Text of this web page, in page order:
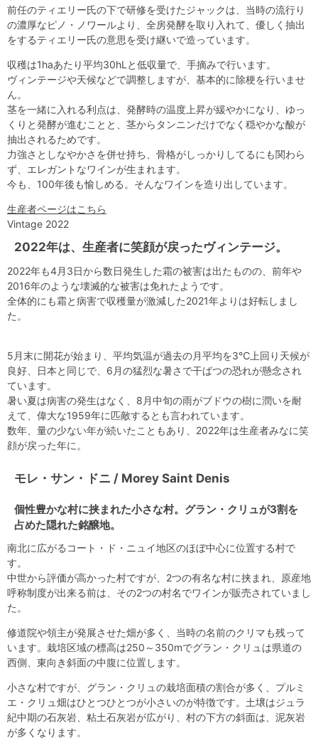
前任のティエリー氏の下で研修を受けたジャックは、当時の流行り
の濃厚なピノ・ノワールより、全房発酵を取り入れて、優しく抽出
をするティエリー氏の意思を受け継いで造っています。
収穫は1haあたり平均30hLと低収量で、手摘みで行います。
ヴィンテージや天候などで調整しますが、基本的に除梗を行いませ
ん。
茎を一緒に入れる利点は、発酵時の温度上昇が緩やかになり、ゆっ
くりと発酵が進むことと、茎からタンニンだけでなく穏やかな酸が
抽出されるためです。
力強さとしなやかさを併せ持ち、骨格がしっかりしてるにも関わら
ず、エレガントなワインが生まれます。
今も、100年後も愉しめる。そんなワインを造り出しています。
生産者ページはこちら
Vintage 2022
2022年は、生産者に笑顔が戻ったヴィンテージ。
2022年も4月3日から数日発生した霜の被害は出たものの、前年や
2016年のような壊滅的な被害は免れたようです。
全体的にも霜と病害で収穫量が激減した2021年よりは好転しまし
た。
5月末に開花が始まり、平均気温が過去の月平均を3℃上回り天候が
良好、日本と同じで、6月の猛烈な暑さで干ばつの恐れが懸念され
ています。
暑い夏は病害の発生はなく、8月中旬の雨がブドウの樹に潤いを耐
えて、偉大な1959年に匹敵するとも言われています。
数年、量の少ない年が続いたこともあり、2022年は生産者みなに笑
顔が戻った年に。
モレ・サン・ドニ / Morey Saint Denis
個性豊かな村に挟まれた小さな村。グラン・クリュが3割を
占めた隠れた銘醸地。
南北に広がるコート・ド・ニュイ地区のほぼ中心に位置する村で
す。
中世から評価が高かった村ですが、2つの有名な村に挟まれ、原産地
呼称制度が出来る前は、その2つの村名でワインが販売されていまし
た。
修道院や領主が発展させた畑が多く、当時の名前のクリマも残って
います。栽培区域の標高は250～350mでグラン・クリュは県道の
西側、東向き斜面の中腹に位置します。
小さな村ですが、グラン・クリュの栽培面積の割合が多く、プルミ
エ・クリュ畑はひとつひとつが小さいのが特徴です。土壌はジュラ
紀中期の石灰岩、粘土石灰岩が広がり、村の下方の斜面は、泥灰岩
が多くなります。